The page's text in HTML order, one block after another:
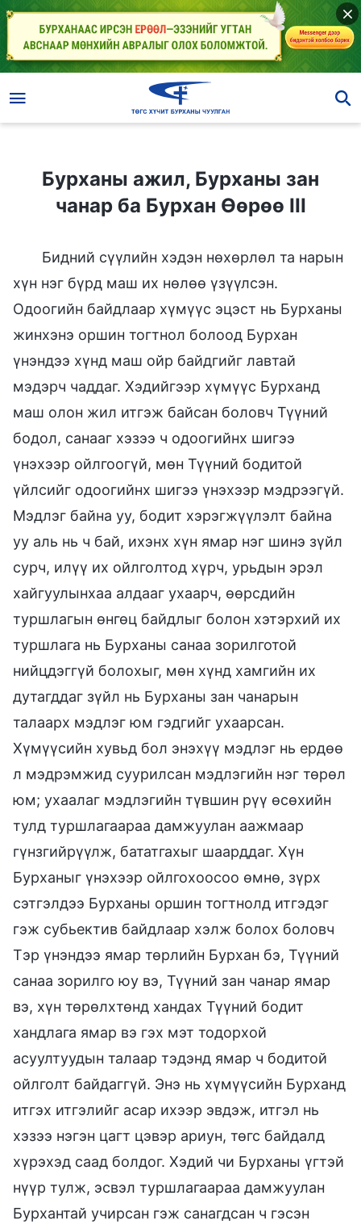
Бурханы ажил, Бурханы зан
чанар ба Бурхан Өөрөө III
Бидний сүүлийн хэдэн нөхөрлөл та нарын
хүн нэг бүрд маш их нөлөө үзүүлсэн.
Одоогийн байдлаар хүмүүс эцэст нь Бурханы
жинхэнэ оршин тогтнол болоод Бурхан
үнэндээ хүнд маш ойр байдгийг лавтай
мэдэрч чаддаг. Хэдийгээр хүмүүс Бурханд
маш олон жил итгэж байсан боловч Түүний
бодол, санааг хэзээ ч одоогийнх шигээ
үнэхээр ойлгоогүй, мөн Түүний бодитой
үйлсийг одоогийнх шигээ үнэхээр мэдрээгүй.
Мэдлэг байна уу, бодит хэрэгжүүлэлт байна
уу аль нь ч бай, ихэнх хүн ямар нэг шинэ зүйл
сурч, илүү их ойлголтод хүрч, урьдын эрэл
хайгуулынхаа алдааг ухаарч, өөрсдийн
туршлагын өнгөц байдлыг болон хэтэрхий их
туршлага нь Бурханы санаа зорилготой
нийцдэггүй болохыг, мөн хүнд хамгийн их
дутагддаг зүйл нь Бурханы зан чанарын
талаарх мэдлэг юм гэдгийг ухаарсан.
Хүмүүсийн хувьд бол энэхүү мэдлэг нь ердөө
л мэдрэмжид суурилсан мэдлэгийн нэг төрөл
юм; ухаалаг мэдлэгийн түвшин рүү өсөхийн
тулд туршлагаараа дамжуулан аажмаар
гүнзгийрүүлж, бататгахыг шаарддаг. Хүн
Бурханыг үнэхээр ойлгохоосоо өмнө, зүрх
сэтгэлдээ Бурханы оршин тогтнолд итгэдэг
гэж субьектив байдлаар хэлж болох боловч
Тэр үнэндээ ямар төрлийн Бурхан бэ, Түүний
санаа зорилго юу вэ, Түүний зан чанар ямар
вэ, хүн төрөлхтөнд хандах Түүний бодит
хандлага ямар вэ гэх мэт тодорхой
асуултуудын талаар тэдэнд ямар ч бодитой
ойлголт байдаггүй. Энэ нь хүмүүсийн Бурханд
итгэх итгэлийг асар ихээр эвдэж, итгэл нь
хэзээ нэгэн цагт цэвэр ариун, төгс байдалд
хүрэхэд саад болдог. Хэдий чи Бурханы үгтэй
нүүр тулж, эсвэл туршлагаараа дамжуулан
Бурхантай учирсан гэж санагдсан ч гэсэн